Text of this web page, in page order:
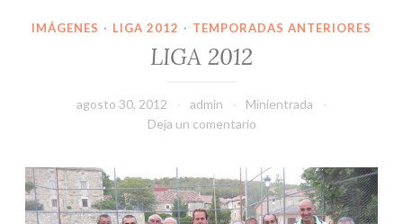
IMÁGENES · LIGA 2012 · TEMPORADAS ANTERIORES
LIGA 2012
agosto 30, 2012 admin
Minientrada
Deja un comentario